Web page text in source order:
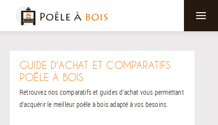
GUIDE D'ACHAT ET COMPARATIFS
POÊLE À BOIS
Retrouvez nos comparatifs et guides d’achat vous permettant
d’acquérir le meilleur poêle à bois adapté à vos besoins.